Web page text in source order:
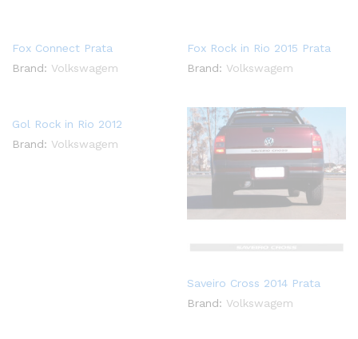
Fox Connect Prata
Brand: Volkswagem
Fox Rock in Rio 2015 Prata
Brand: Volkswagem
Gol Rock in Rio 2012
Brand: Volkswagem
Saveiro Cross 2014 Prata
Brand: Volkswagem